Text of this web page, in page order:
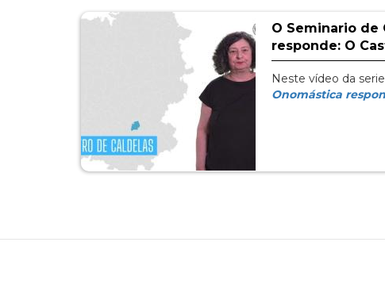
O Seminario de
responde: O
Neste vídeo da serie
Onomástica